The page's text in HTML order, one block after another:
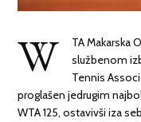
W
TA Makarska
službenom
Tennis
proglašen jedrugim
WTA 125, ostavivši iza